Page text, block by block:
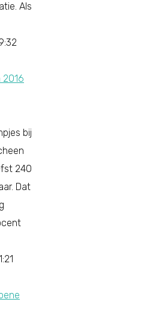
Als
2016
bij
240
Dat